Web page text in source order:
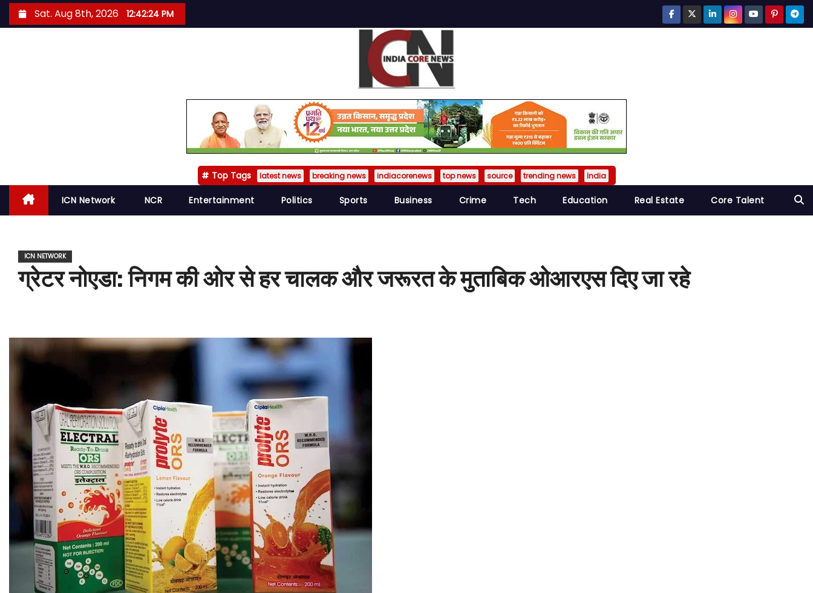
k
Sat. Aug 8th, 2026 12:42:25 PM
Top Tags latest news breaking news indiacorenews top news source trending news India
ICN Network NCR Entertainment Politics Sports Business Crime Tech Education Real Estate Core Talent
ICN NETWORK
ग्रेटर नोएडा: निगम की ओर से हर चालक और जरूरत के मुताबिक ओआरएस दिए जा रहे